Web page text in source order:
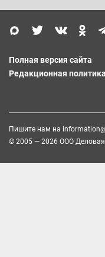
Полная версия сайта
Редакционная политика
Пишите нам на
© 2005 — 2026 ООО Деловая